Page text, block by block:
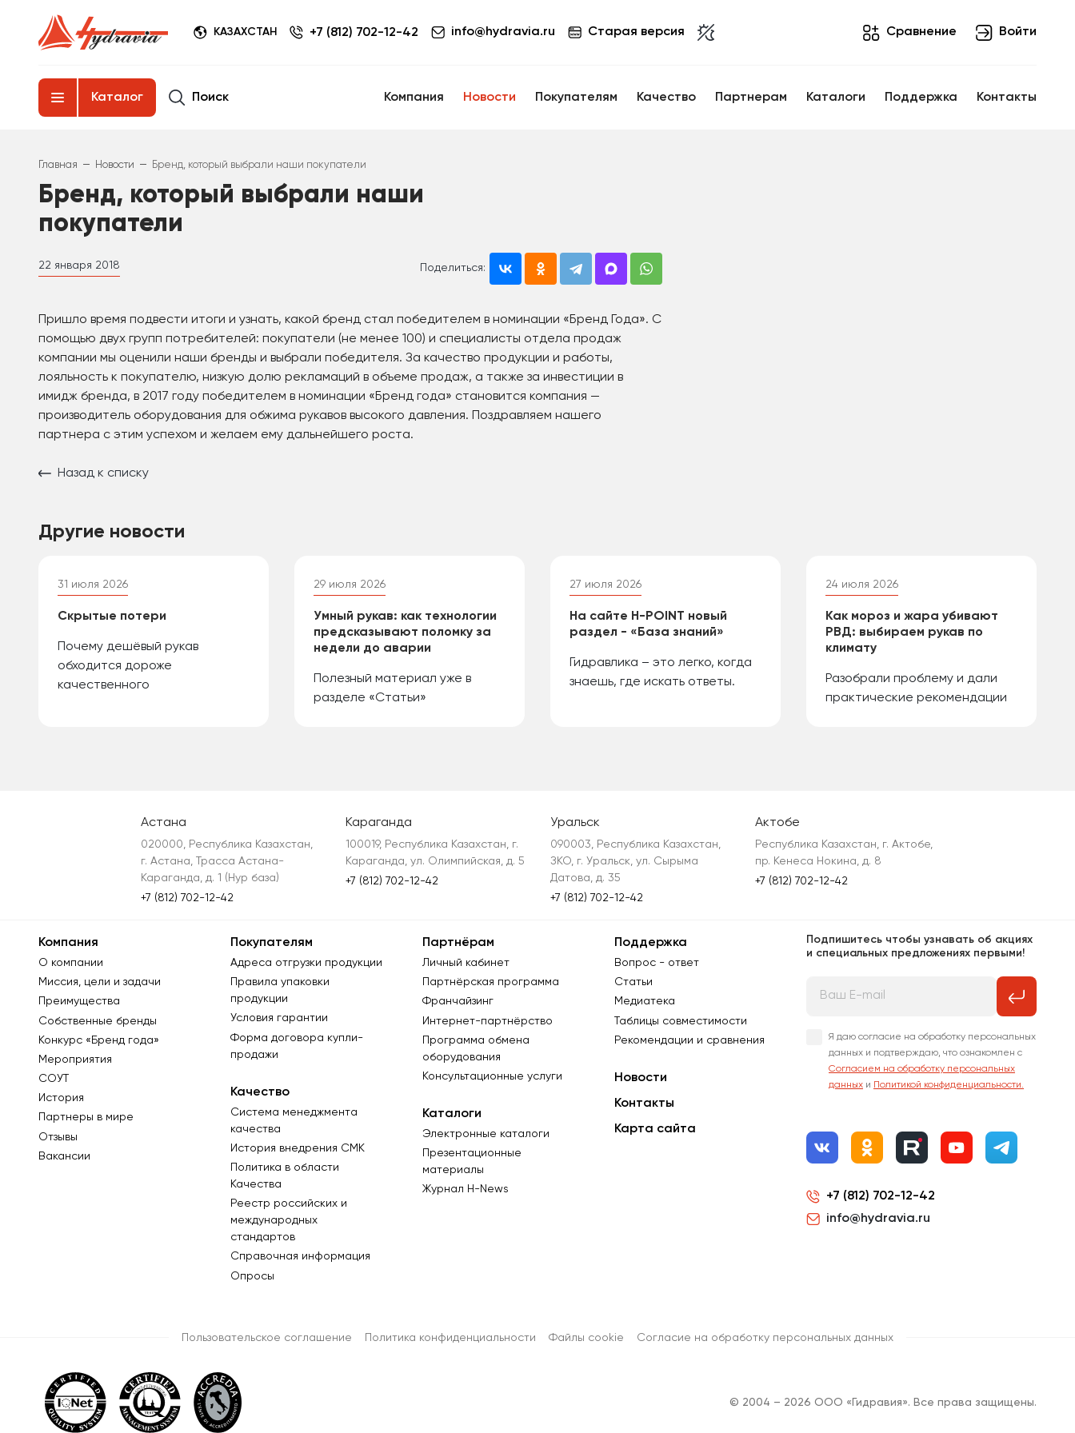
КАЗАХСТАН +7 (812) 702-12-42 info@hydravia.ru Старая версия Cравнение Войти
Каталог Поиск Компания Новости Покупателям Качество Партнерам Каталоги Поддержка Контакты
Главная – Новости – Бренд, который выбрали наши покупатели
Бренд, который выбрали наши
покупатели
22 января 2018 Поделиться:
Пришло время подвести итоги и узнать, какой бренд стал победителем в номинации «Бренд Года». С
помощью двух групп потребителей: покупатели (не менее 100) и специалисты отдела продаж
компании мы оценили наши бренды и выбрали победителя. За качество продукции и работы,
лояльность к покупателю, низкую долю рекламаций в объеме продаж, а также за инвестиции в
имидж бренда, в 2017 году победителем в номинации «Бренд года» становится компания —
производитель оборудования для обжима рукавов высокого давления. Поздравляем нашего
партнера с этим успехом и желаем ему дальнейшего роста.
Назад к списку
Другие новости
31 июля 2026
Скрытые потери
Почему дешёвый рукав
обходится дороже
качественного
29 июля 2026
Умный рукав: как технологии
предсказывают поломку за
недели до аварии
Полезный материал уже в
разделе «Статьи»
27 июля 2026
На сайте H-POINT новый
раздел - «База знаний»
Гидравлика – это легко, когда
знаешь, где искать ответы.
24 июля 2026
Как мороз и жара убивают
РВД: выбираем рукав по
климату
Разобрали проблему и дали
практические рекомендации
Астана
020000, Республика Казахстан,
г. Астана, Трасса Астана-
Караганда, д. 1 (Нур база)
+7 (812) 702-12-42
Караганда
100019, Республика Казахстан, г.
Караганда, ул. Олимпийская, д. 5
+7 (812) 702-12-42
Уральск
090003, Республика Казахстан,
ЗКО, г. Уральск, ул. Сырыма
Датова, д. 35
+7 (812) 702-12-42
Актобе
Республика Казахстан, г. Актобе,
пр. Кенеса Нокина, д. 8
+7 (812) 702-12-42
Компания
О компании
Миссия, цели и задачи
Преимущества
Собственные бренды
Конкурс «Бренд года»
Мероприятия
СОУТ
История
Партнеры в мире
Отзывы
Вакансии
Покупателям
Адреса отгрузки продукции
Правила упаковки
продукции
Условия гарантии
Форма договора купли-
продажи
Качество
Система менеджмента
качества
История внедрения СМК
Политика в области
Качества
Реестр российских и
международных
стандартов
Справочная информация
Опросы
Партнёрам
Личный кабинет
Партнёрская программа
Франчайзинг
Интернет-партнёрство
Программа обмена
оборудования
Консультационные услуги
Каталоги
Электронные каталоги
Презентационные
материалы
Журнал Н-News
Поддержка
Вопрос - ответ
Статьи
Медиатека
Таблицы совместимости
Рекомендации и сравнения
Новости
Контакты
Карта сайта
Подпишитесь чтобы узнавать об акциях
и специальных предложениях первыми!
Я даю согласие на обработку персональных
данных и подтверждаю, что ознакомлен с
Согласием на обработку персональных
данных и Политикой конфиденциальности.
+7 (812) 702-12-42
info@hydravia.ru
Пользовательское соглашение Политика конфиденциальности Файлы cookie Согласиe на обработку персональных данных
© 2004 – 2026 ООО «Гидравия». Все права защищены.